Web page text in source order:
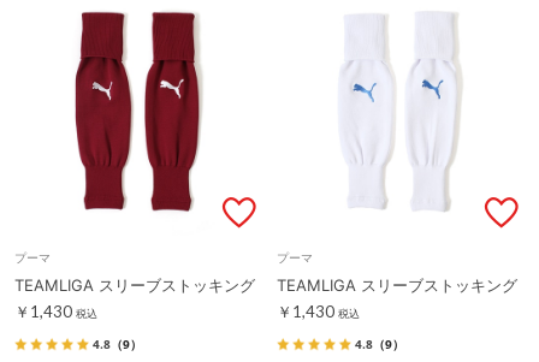
プーマ
TEAMLIGA スリーブストッキング
￥1,430 税込
4.8 （9）
プーマ
TEAMLIGA スリーブストッキング
￥1,430 税込
4.8 （9）